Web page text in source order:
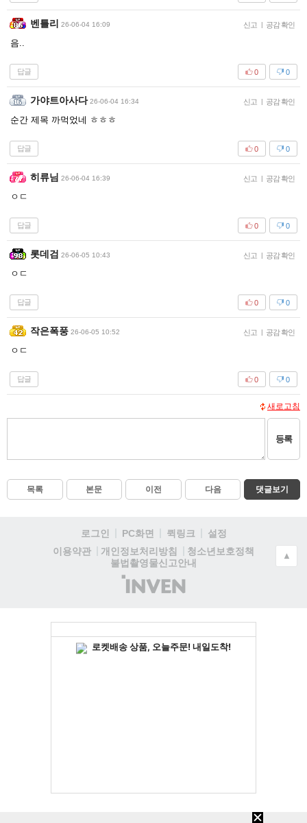
벤틀리 26-06-04 16:09 신고 | 공감 확인
음..
답글 0
0
가야트아사다 26-06-04 16:34 신고 | 공감 확인
순간 제목 까먹었네 ㅎㅎㅎ
답글 0
0
히류님 26-06-04 16:39 신고 | 공감 확인
ㅇㄷ
답글 0
0
롯데검 26-06-05 10:43 신고 | 공감 확인
ㅇㄷ
답글 0
0
작은폭풍 26-06-05 10:52 신고 | 공감 확인
ㅇㄷ
답글 0
0
새로고침
등록
목록 본문 이전 다음 댓글보기
로그인 PC화면 퀵링크
설정
이용약관
개인정보처리방침
청소년보호정책
불법촬영물신고안내
(주)
인
▲